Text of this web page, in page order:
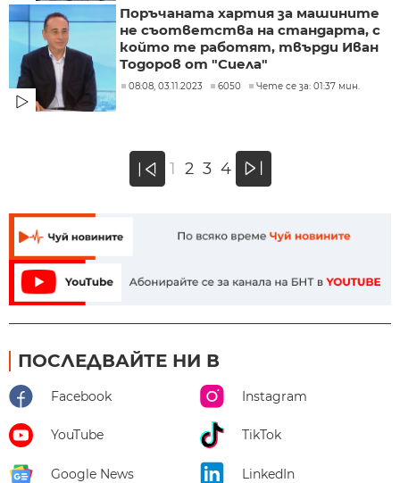
Поръчаната хартия за машините
не съответства на стандарта, с
който те работят, твърди Иван
Тодоров от "Сиела"
08:08, 03.11.2023 6050 Чете се за: 01:37 мин.
« 1 2 3 4 »
ПОСЛЕДВАЙТЕ НИ В
Facebook Instagram
YouTube TikTok
Google News LinkedIn